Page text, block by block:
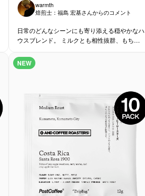
warmth
焙煎士： 福島 宏基さんからのコメント
日常のどんなシーンにも寄り添える穏やかなハ
ウスブレンド。 ミルクとも相性抜群、もちろ
でも。
NEW